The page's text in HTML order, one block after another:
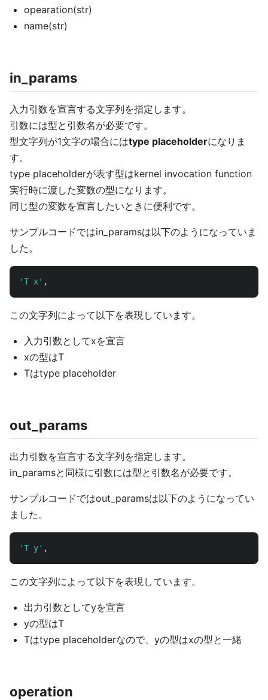
opearation(str)
name(str)
in_params
入力引数を宣言する文字列を指定します。
引数には型と引数名が必要です。
型文字列が1文字の場合にはtype placeholderになりま
す。
type placeholderが表す型はkernel invocation function
実行時に渡した変数の型になります。
同じ型の変数を宣言したいときに便利です。
サンプルコードではin_paramsは以下のようになっていま
した。
'T x' ,
この文字列によって以下を表現しています。
入力引数としてxを宣言
xの型はT
Tはtype placeholder
out_params
出力引数を宣言する文字列を指定します。
in_paramsと同様に引数には型と引数名が必要です。
サンプルコードではout_paramsは以下のようになってい
ました。
'T y' ,
この文字列によって以下を表現しています。
出力引数としてyを宣言
yの型はT
Tはtype placeholderなので、yの型はxの型と一緒
operation